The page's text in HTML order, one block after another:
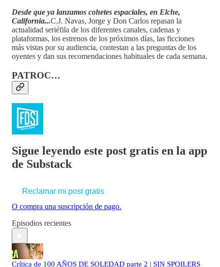
Desde que ya lanzamos cohetes espaciales, en Elche,
California...C.J. Navas, Jorge y Don Carlos repasan la
actualidad seriéfila de los diferentes canales, cadenas y
plataformas, los estrenos de los próximos días, las ficciones
más vistas por su audiencia, contestan a las preguntas de los
oyentes y dan sus recomendaciones habituales de cada semana.
PATROC…
Sigue leyendo este post gratis en la app
de Substack
Reclamar mi post gratis
O compra una suscripción de pago.
Episodios recientes
Crítica de 100 AÑOS DE SOLEDAD parte 2 | SIN SPOILERS